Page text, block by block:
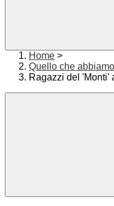
Home >
Quello che
Ragazzi del 'Monti'